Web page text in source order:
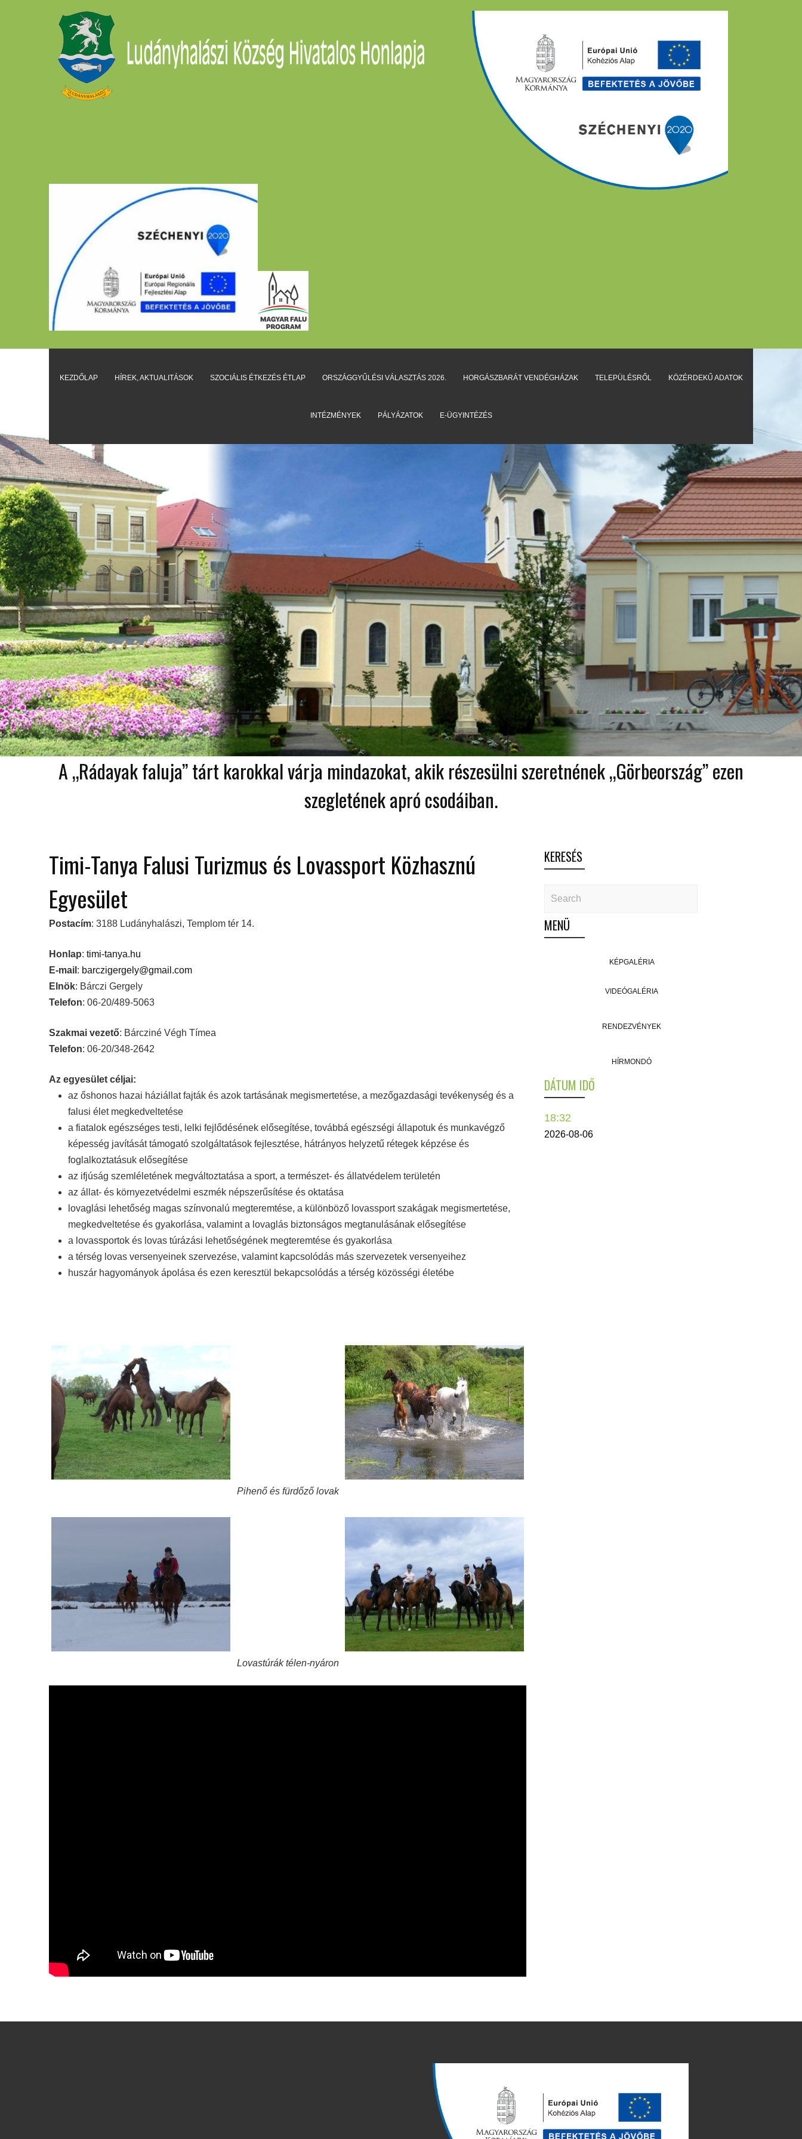
KEZDŐLAP HÍREK, AKTUALITÁSOK SZOCIÁLIS ÉTKEZÉS ÉTLAP ORSZÁGGYŰLÉSI VÁLASZTÁS 2026. HORGÁSZBARÁT VENDÉGHÁZAK TELEPÜLÉSRŐL KÖZÉRDEKŰ ADATOK
INTÉZMÉNYEK PÁLYÁZATOK E-ÜGYINTÉZÉS
A „Rádayak faluja” tárt karokkal várja mindazokat, akik részesülni szeretnének „Görbeország” ezen
szegletének apró csodáiban.
Timi-Tanya Falusi Turizmus és Lovassport Közhasznú
Egyesület
Postacím: 3188 Ludányhalászi, Templom tér 14.
Honlap: timi-tanya.hu
E-mail : barczigergely@gmail.com
Elnök: Bárczi Gergely
Telefon: 06-20/489-5063
Szakmai vezető: Bárcziné Végh Tímea
Telefon: 06-20/348-2642
Az egyesület céljai:
az őshonos hazai háziállat fajták és azok tartásának megismertetése, a mezőgazdasági tevékenység és a
falusi élet megkedveltetése
a fiatalok egészséges testi, lelki fejlődésének elősegítése, továbbá egészségi állapotuk és munkavégző
képesség javítását támogató szolgáltatások fejlesztése, hátrányos helyzetű rétegek képzése és
foglalkoztatásuk elősegítése
az ifjúság szemléletének megváltoztatása a sport, a természet- és állatvédelem területén
az állat- és környezetvédelmi eszmék népszerűsítése és oktatása
lovaglási lehetőség magas színvonalú megteremtése, a különböző lovassport szakágak megismertetése,
megkedveltetése és gyakorlása, valamint a lovaglás biztonságos megtanulásának elősegítése
a lovassportok és lovas túrázási lehetőségének megteremtése és gyakorlása
a térség lovas versenyeinek szervezése, valamint kapcsolódás más szervezetek versenyeihez
huszár hagyományok ápolása és ezen keresztül bekapcsolódás a térség közösségi életébe
Pihenő és fürdőző lovak
Lovastúrák télen-nyáron
KERESÉS
MENÜ
KÉPGALÉRIA
VIDEÓGALÉRIA
RENDEZVÉNYEK
HÍRMONDÓ
DÁTUM IDŐ
18:32
2026-08-06